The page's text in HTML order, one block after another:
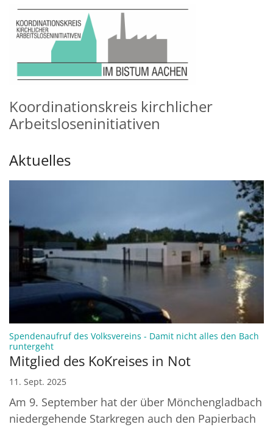
Zum Inhalt springen
Koordinationskreis kirchlicher
Arbeitsloseninitiativen
Aktuelles
Spendenaufruf des Volksvereins - Damit nicht alles den Bach
runtergeht:
Mitglied des KoKreises in Not
11. Sept. 2025
Am 9. September hat der über Mönchengladbach
niedergehende Starkregen auch den Papierbach